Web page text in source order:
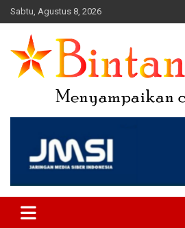
Skip
to
content
Sabtu, Agustus 8, 2026
Portal Berita
Regional